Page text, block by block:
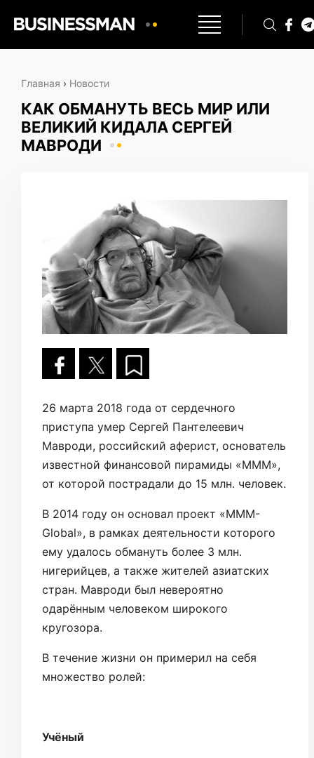
Главная › Новости
КАК ОБМАНУТЬ ВЕСЬ МИР ИЛИ
ВЕЛИКИЙ КИДАЛА СЕРГЕЙ
МАВРОДИ
26 марта 2018 года от сердечного
приступа умер Сергей Пантелеевич
Мавроди, российский аферист, основатель
известной финансовой пирамиды «МММ»,
от которой пострадали до 15 млн. человек.
В 2014 году он основал проект «MMM-
Global», в рамках деятельности которого
ему удалось обмануть более 3 млн.
нигерийцев, а также жителей азиатских
стран. Мавроди был невероятно
одарённым человеком широкого
кругозора.
В течение жизни он примерил на себя
множество ролей:
Учёный